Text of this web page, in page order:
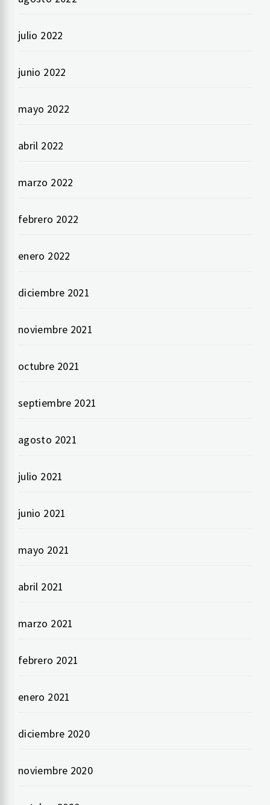
julio 2022
junio 2022
mayo 2022
abril 2022
marzo 2022
febrero 2022
enero 2022
diciembre 2021
noviembre 2021
octubre 2021
septiembre 2021
agosto 2021
julio 2021
junio 2021
mayo 2021
abril 2021
marzo 2021
febrero 2021
enero 2021
diciembre 2020
noviembre 2020